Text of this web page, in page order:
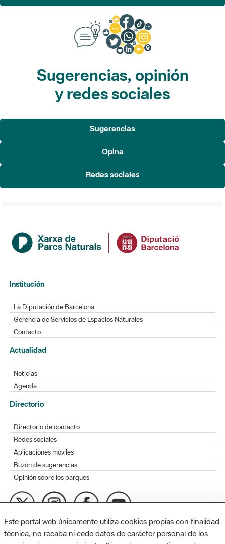
Sugerencias, opinión
y redes sociales
Sugerencias
Opina
Redes sociales
Institución
La Diputación de Barcelona
Gerencia de Servicios de Espacios Naturales
Contacto
Actualidad
Noticias
Agenda
Directorio
Directorio de contacto
Redes sociales
Aplicaciones móviles
Buzón de sugerencias
Opinión sobre los parques
MAPA WEB AVISO LEGAL ACCESIBILIDAD
Este portal web únicamente utiliza cookies propias con finalidad
técnica, no recaba ni cede datos de carácter personal de los